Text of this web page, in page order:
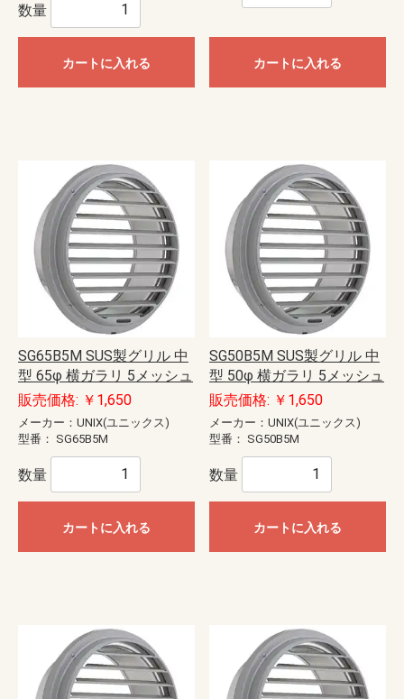
数量
カートに入れる カートに入れる
SG65B5M SUS製グリル 中
型 65φ 横ガラリ 5メッシュ
販売価格: ￥1,650
メーカー：UNIX(ユニックス)
型番： SG65B5M
数量
カートに入れる
SG50B5M SUS製グリル 中
型 50φ 横ガラリ 5メッシュ
販売価格: ￥1,650
メーカー：UNIX(ユニックス)
型番： SG50B5M
数量
カートに入れる